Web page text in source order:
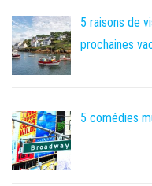
5 raisons de
prochaines
5 comédies